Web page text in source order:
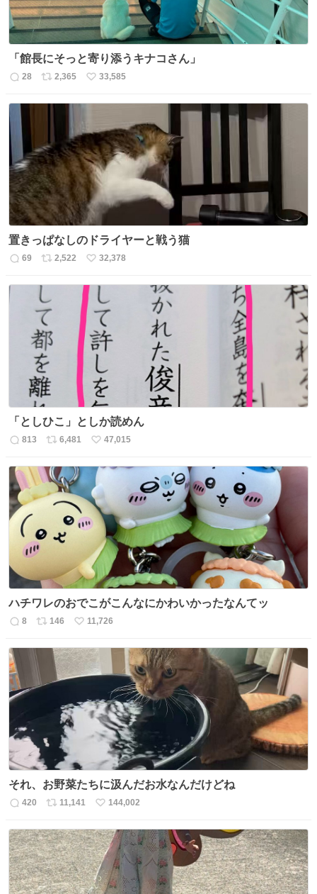
「館長にそっと寄り添うキナコさん」
返
数
28
リ
数
2,365
い
33,585
置きっぱなしのドライヤーと戦う猫
返
数
69
リ
ス
ト
数
2,522
い
ね
数
32,378
「としひこ」としか読めん
返
数
813
リ
ス
ト
数
6,481
い
ね
数
47,015
ハチワレのおでこがこんなにかわいかったなんてッ
返
数
8
リ
ス
ト
数
146
い
ね
数
11,726
それ、お野菜たちに汲んだお水なんだけどね
返
数
420
リ
ス
ト
数
11,141
い
ね
数
144,002